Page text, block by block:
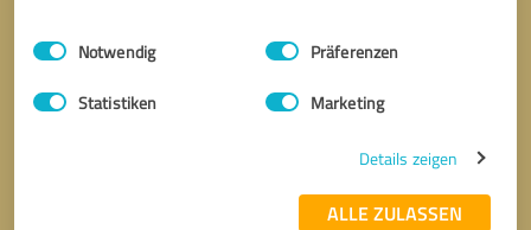
Impressum Datenschutzbestimmungen
Einwilligungsauswahl
Notwendig Präferenzen
Statistiken Marketing
Details zeigen
ALLE ZULASSEN
* Erforderliche Angaben